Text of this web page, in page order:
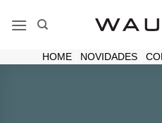
HOME| NOVIDADES|